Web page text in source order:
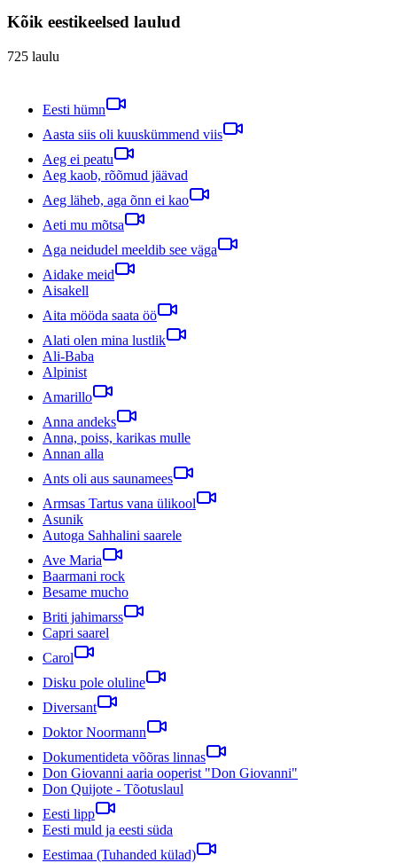
Kõik eestikeelsed laulud
725 laulu
Eesti hümn
Aasta siis oli kuuskümmend viis
Aeg ei peatu
Aeg kaob, rõõmud jäävad
Aeg läheb, aga õnn ei kao
Aeti mu mõtsa
Aga neidudel meeldib see väga
Aidake meid
Aisakell
Aita mööda saata öö
Alati olen mina lustlik
Ali-Baba
Alpinist
Amarillo
Anna andeks
Anna, poiss, karikas mulle
Annan alla
Ants oli aus saunamees
Armsas Tartus vana ülikool
Asunik
Autoga Sahhalini saarele
Ave Maria
Baarmani rock
Besame mucho
Briti jahimarss
Capri saarel
Carol
Disku pole oluline
Diversant
Doktor Noormann
Dokumentideta võõras linnas
Don Giovanni aaria ooperist "Don Giovanni"
Don Quijote - Tõotuslaul
Eesti lipp
Eesti muld ja eesti süda
Eestimaa (Tuhanded külad)